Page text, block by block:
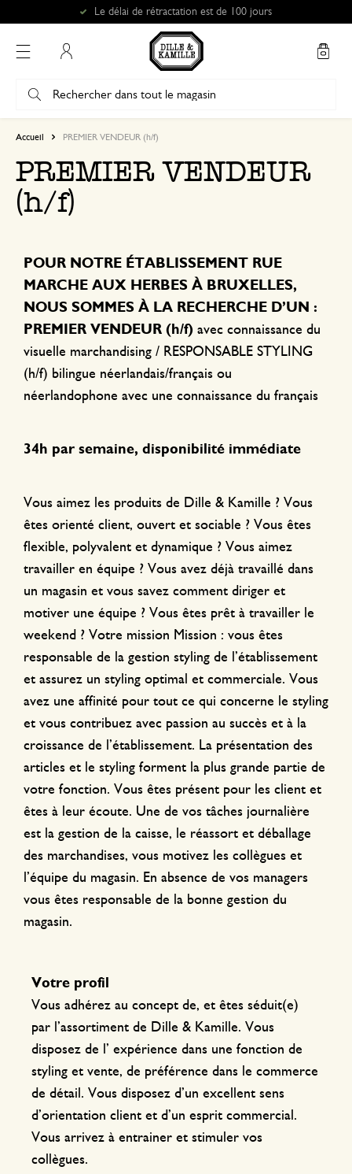
Le délai de rétractation est de 100 jours
Accueil PREMIER VENDEUR (h/f)
PREMIER VENDEUR
(h/f)
POUR NOTRE ÉTABLISSEMENT RUE
MARCHE AUX HERBES À BRUXELLES,
NOUS SOMMES À LA RECHERCHE D’UN :
PREMIER VENDEUR (h/f) avec connaissance du
visuelle marchandising / RESPONSABLE STYLING
(h/f) bilingue néerlandais/français ou
néerlandophone avec une connaissance du français
34h par semaine, disponibilité immédiate
Vous aimez les produits de Dille & Kamille ? Vous
êtes orienté client, ouvert et sociable ? Vous êtes
flexible, polyvalent et dynamique ? Vous aimez
travailler en équipe ? Vous avez déjà travaillé dans
un magasin et vous savez comment diriger et
motiver une équipe ? Vous êtes prêt à travailler le
weekend ? Votre mission Mission : vous êtes
responsable de la gestion styling de l’établissement
et assurez un styling optimal et commerciale. Vous
avez une affinité pour tout ce qui concerne le styling
et vous contribuez avec passion au succès et à la
croissance de l’établissement. La présentation des
articles et le styling forment la plus grande partie de
votre fonction. Vous êtes présent pour les client et
êtes à leur écoute. Une de vos tâches journalière
est la gestion de la caisse, le réassort et déballage
des marchandises, vous motivez les collègues et
l’équipe du magasin. En absence de vos managers
vous êtes responsable de la bonne gestion du
magasin.
Votre profil
Vous adhérez au concept de, et êtes séduit(e)
par l’assortiment de Dille & Kamille. Vous
disposez de l’ expérience dans une fonction de
styling et vente, de préférence dans le commerce
de détail. Vous disposez d’un excellent sens
d’orientation client et d’un esprit commercial.
Vous arrivez à entrainer et stimuler vos
collègues.